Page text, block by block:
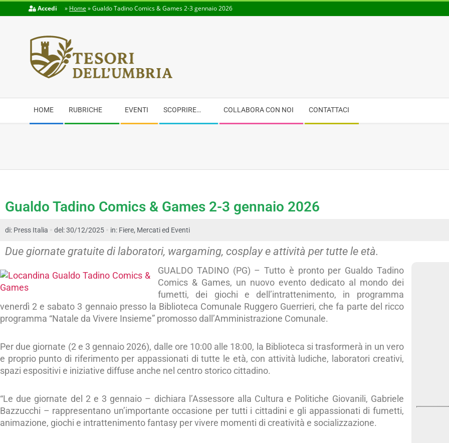
Accedi » Home »Gualdo Tadino Comics & Games 2-3 gennaio 2026
DELL'UMBRIA
HOME RUBRICHE EVENTI SCOPRIRE… COLLABORA CON NOI CONTATTACI
Gualdo Tadino Comics & Games 2-3 gennaio 2026
di: Press Italia del: 30/12/2025 in: Fiere, Mercati ed Eventi
Due giornate gratuite di laboratori, wargaming, cosplay e attività per tutte le età.
GUALDO TADINO (PG) – Tutto è pronto per Gualdo Tadino
Comics & Games, un nuovo evento dedicato al mondo dei
fumetti, dei giochi e dell’intrattenimento, in programma
venerdì 2 e sabato 3 gennaio presso la Biblioteca Comunale Ruggero Guerrieri, che fa parte del ricco
programma “Natale da Vivere Insieme” promosso dall’Amministrazione Comunale.
Per due giornate (2 e 3 gennaio 2026), dalle ore 10:00 alle 18:00, la Biblioteca si trasformerà in un vero
e proprio punto di riferimento per appassionati di tutte le età, con attività ludiche, laboratori creativi,
spazi espositivi e iniziative diffuse anche nel centro storico cittadino.
“Le due giornate del 2 e 3 gennaio – dichiara l’Assessore alla Cultura e Politiche Giovanili, Gabriele
Bazzucchi – rappresentano un’importante occasione per tutti i cittadini e gli appassionati di fumetti,
animazione, giochi e intrattenimento fantasy per vivere momenti di creatività e socializzazione.